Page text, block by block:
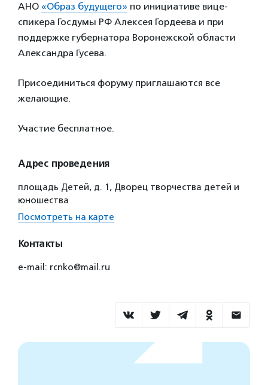
АНО «Образ будущего» по инициативе вице-
спикера Госдумы РФ Алексея Гордеева и при
поддержке губернатора Воронежской области
Александра Гусева.
Присоединиться форуму приглашаются все
желающие.
Участие бесплатное.
Адрес проведения
площадь Детей, д. 1, Дворец творчества детей и
юношества
Посмотреть на карте
Контакты
e-mail: rcnko@mail.ru